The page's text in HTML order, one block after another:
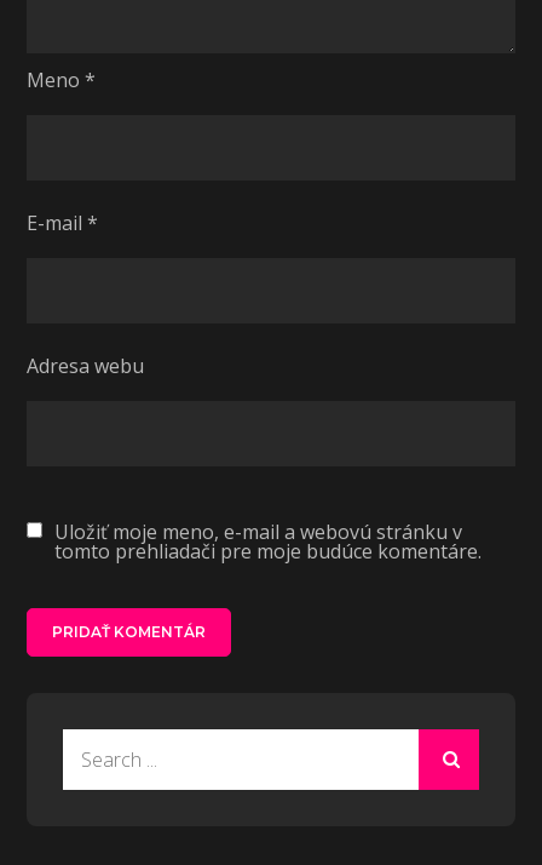
Meno*
E-mail*
Adresa webu
Uložiť moje meno, e-mail a webovú stránku v
tomto prehliadači pre moje budúce komentáre.